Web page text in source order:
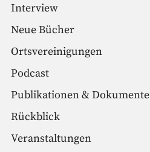
Interview
Neue Bücher
Ortsvereinigungen
Podcast
Publikationen & Dokumente
Rückblick
Veranstaltungen